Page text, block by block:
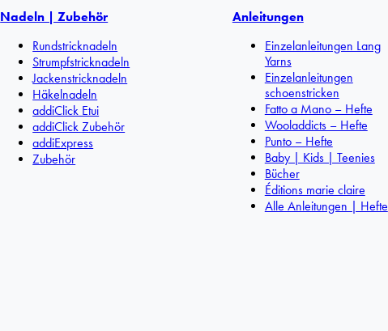
Nadeln | Zubehör
Rundstricknadeln
Strumpfstricknadeln
Jackenstricknadeln
Häkelnadeln
addiClick Etui
addiClick Zubehör
addiExpress
Zubehör
Anleitungen
Einzelanleitungen Lang
Yarns
Einzelanleitungen
schoenstricken
Fatto a Mano – Hefte
Wooladdicts – Hefte
Punto – Hefte
Baby | Kids | Teenies
Bücher
Éditions marie claire
Alle Anleitungen | Hefte